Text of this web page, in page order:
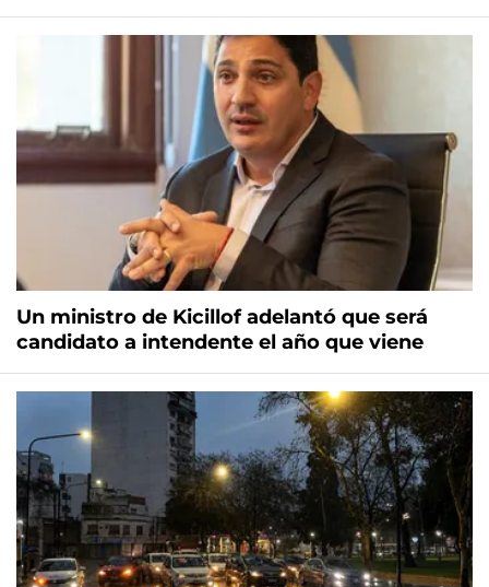
Un ministro de Kicillof adelantó que será
candidato a intendente el año que viene